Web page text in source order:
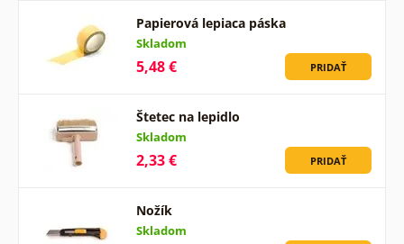
Papierová lepiaca páska
Skladom
5,48 € PRIDAŤ
Štetec na lepidlo
Skladom
2,33 € PRIDAŤ
Nožík
Skladom